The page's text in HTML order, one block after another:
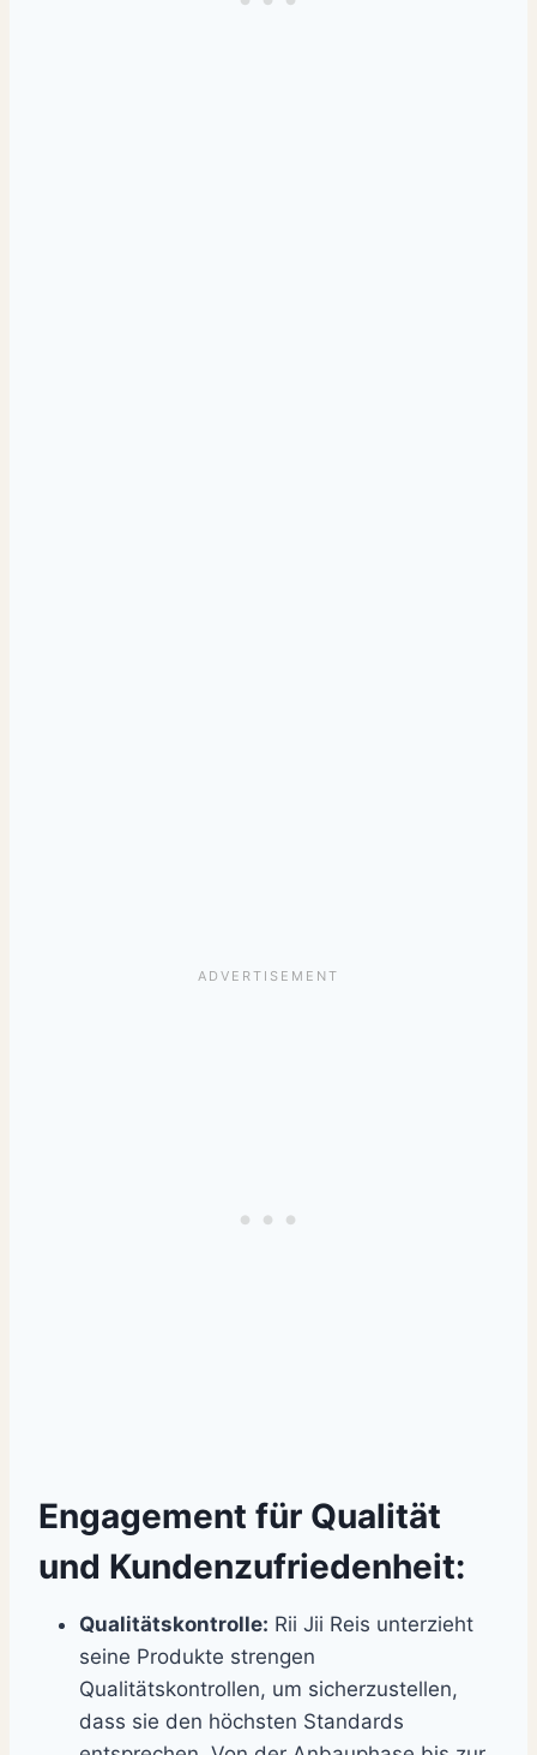
Engagement für Qualität
und Kundenzufriedenheit:
Qualitätskontrolle: Rii Jii Reis unterzieht
seine Produkte strengen
Qualitätskontrollen, um sicherzustellen,
dass sie den höchsten Standards